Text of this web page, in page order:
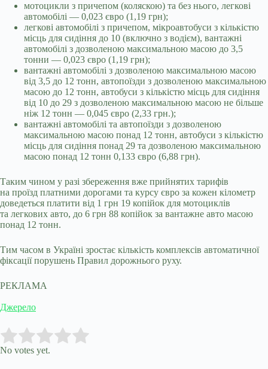
мотоцикли з причепом (коляскою) та без нього, легкові
автомобілі — 0,023 євро (1,19 грн);
легкові автомобілі з причепом, мікроавтобуси з кількістю
місць для сидіння до 10 (включно з водієм), вантажні
автомобілі з дозволеною максимальною масою до 3,5
тонни — 0,023 євро (1,19 грн);
вантажні автомобілі з дозволеною максимальною масою
від 3,5 до 12 тонн, автопоїзди з дозволеною максимальною
масою до 12 тонн, автобуси з кількістю місць для сидіння
від 10 до 29 з дозволеною максимальною масою не більше
ніж 12 тонн — 0,045 євро (2,33 грн.);
вантажні автомобілі та автопоїзди з дозволеною
максимальною масою понад 12 тонн, автобуси з кількістю
місць для сидіння понад 29 та дозволеною максимальною
масою понад 12 тонн 0,133 євро (6,88 грн).
Таким чином у разі збереження вже прийнятих тарифів
на проїзд платними дорогами та курсу євро за кожен кілометр
доведеться платити від 1 грн 19 копійок для мотоциклів
та легкових авто, до 6 грн 88 копійок за вантажне авто масою
понад 12 тонн.
Тим часом в Україні зростає кількість комплексів автоматичної
фіксації порушень Правил дорожнього руху.
РЕКЛАМА
Джерело
Rate this item:
No votes yet.